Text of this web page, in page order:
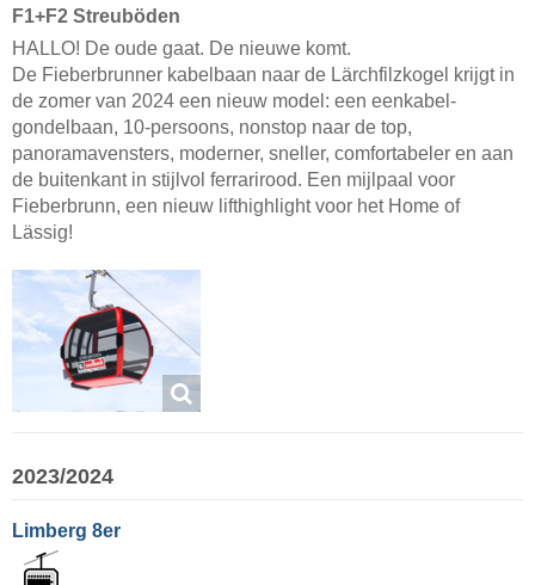
F1+F2 Streuböden
HALLO! De oude gaat. De nieuwe komt.
De Fieberbrunner kabelbaan naar de Lärchfilzkogel krijgt in
de zomer van 2024 een nieuw model: een eenkabel-
gondelbaan, 10-persoons, nonstop naar de top,
panoramavensters, moderner, sneller, comfortabeler en aan
de buitenkant in stijlvol ferrarirood. Een mijlpaal voor
Fieberbrunn, een nieuw lifthighlight voor het Home of
Lässig!
2023/2024
Limberg 8er